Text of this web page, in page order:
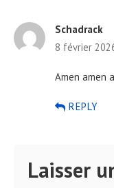
Schadrack
8 février
Amen amen
REPLY
Laisser